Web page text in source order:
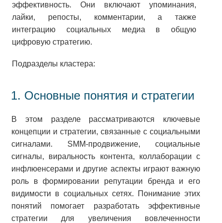
эффективность. Они включают упоминания,
лайки, репосты, комментарии, а также
интеграцию социальных медиа в общую
цифровую стратегию.
Подразделы кластера:
1. Основные понятия и стратегии
В этом разделе рассматриваются ключевые
концепции и стратегии, связанные с социальными
сигналами. SMM-продвижение, социальные
сигналы, виральность контента, коллаборации с
инфлюенсерами и другие аспекты играют важную
роль в формировании репутации бренда и его
видимости в социальных сетях. Понимание этих
понятий помогает разработать эффективные
стратегии для увеличения вовлеченности